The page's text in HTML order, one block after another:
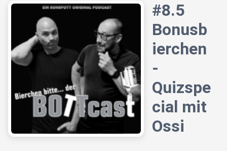
#8.5
Bonusb
ierchen
-
Quizspe
cial mit
Ossi